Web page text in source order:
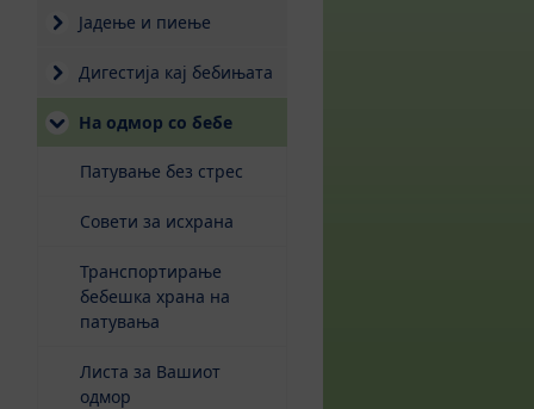
Јадење и пиење
Дигестија кај бебињата
На одмор со бебе(current)
Патување без стрес
Совети за исхрана
Транспортирање
бебешка храна на
патувања
Листа за Вашиот
одмор